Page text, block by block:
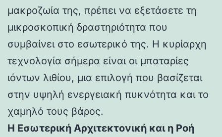
μακροζωία της, πρέπει να εξετάσετε τη
μικροσκοπική δραστηριότητα που
συμβαίνει στο εσωτερικό της. Η κυρίαρχη
τεχνολογία σήμερα είναι οι μπαταρίες
ιόντων λιθίου, μια επιλογή που βασίζεται
στην υψηλή ενεργειακή πυκνότητα και το
χαμηλό τους βάρος.
Η Εσωτερική Αρχιτεκτονική και η Ροή